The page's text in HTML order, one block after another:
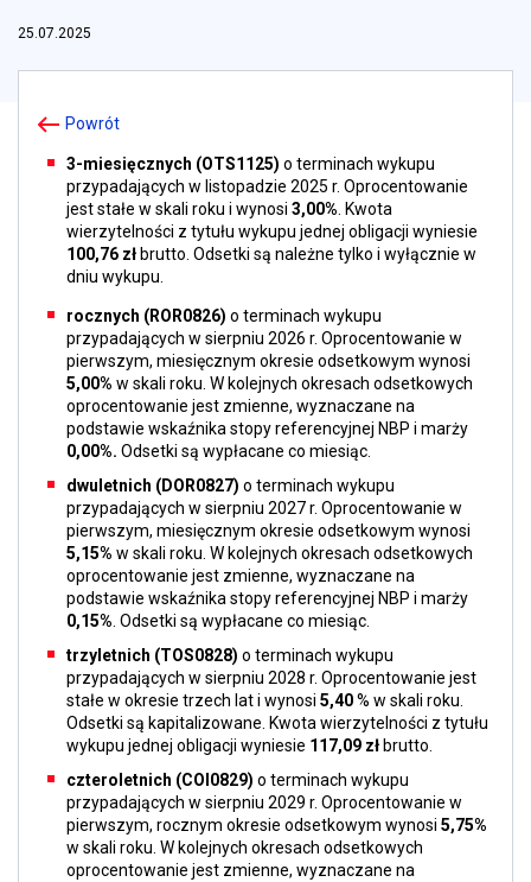
25.07.2025
Powrót
3-miesięcznych (OTS1125) o terminach wykupu
przypadających w listopadzie 2025 r. Oprocentowanie
jest stałe w skali roku i wynosi 3,00% . Kwota
wierzytelności z tytułu wykupu jednej obligacji wyniesie
100,76 zł brutto. Odsetki są należne tylko i wyłącznie w
dniu wykupu.
rocznych (ROR0826) o terminach wykupu
przypadających w sierpniu 2026 r. Oprocentowanie w
pierwszym, miesięcznym okresie odsetkowym wynosi
5,00% w skali roku. W kolejnych okresach odsetkowych
oprocentowanie jest zmienne, wyznaczane na
podstawie wskaźnika stopy referencyjnej NBP i marży
0,00%. Odsetki są wypłacane co miesiąc.
dwuletnich (DOR0827) o terminach wykupu
przypadających w sierpniu 2027 r. Oprocentowanie w
pierwszym, miesięcznym okresie odsetkowym wynosi
5,15% w skali roku. W kolejnych okresach odsetkowych
oprocentowanie jest zmienne, wyznaczane na
podstawie wskaźnika stopy referencyjnej NBP i marży
0,15% . Odsetki są wypłacane co miesiąc.
trzyletnich (TOS0828) o terminach wykupu
przypadających w sierpniu 2028 r. Oprocentowanie jest
stałe w okresie trzech lat i wynosi 5,40% w skali roku.
Odsetki są kapitalizowane. Kwota wierzytelności z tytułu
wykupu jednej obligacji wyniesie 117,09 zł brutto.
czteroletnich (COI0829) o terminach wykupu
przypadających w sierpniu 2029 r. Oprocentowanie w
pierwszym, rocznym okresie odsetkowym wynosi 5,75%
w skali roku. W kolejnych okresach odsetkowych
oprocentowanie jest zmienne, wyznaczane na